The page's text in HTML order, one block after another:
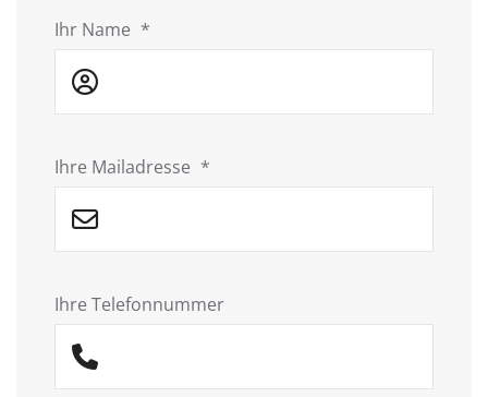
Ihr Name *
Ihre Mailadresse *
Ihre Telefonnummer